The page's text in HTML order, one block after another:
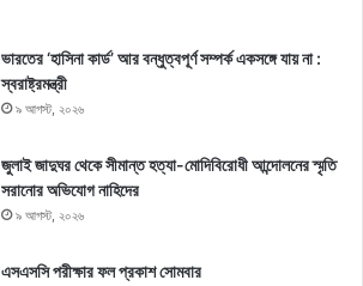
ভারতের ‘হাসিনা কার্ড’ আর বন্ধুত্বপূর্ণ সম্পর্ক একসঙ্গে যায় না :
স্বরাষ্ট্রমন্ত্রী
৯ আগস্ট, ২০২৬
জুলাই জাদুঘর থেকে সীমান্ত হত্যা-মোদিবিরোধী আন্দোলনের স্মৃতি
সরানোর অভিযোগ নাহিদের
৯ আগস্ট, ২০২৬
এসএসসি পরীক্ষার ফল প্রকাশ সোমবার